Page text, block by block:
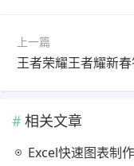
上一篇
相关文章
Excel快速图表制